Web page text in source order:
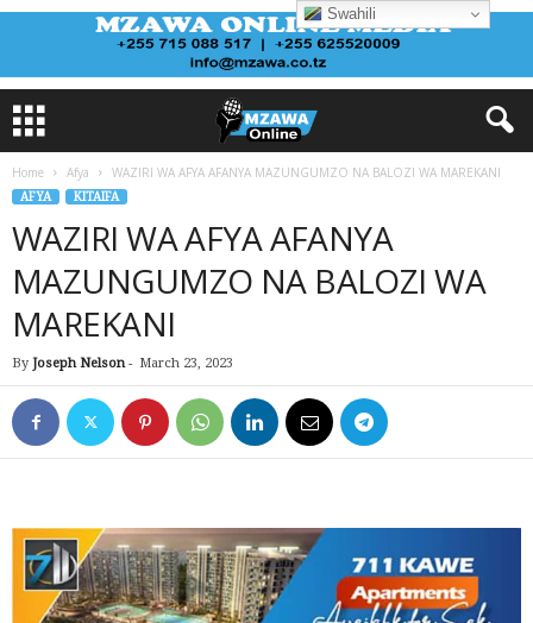
Home Afya WAZIRI WA AFYA AFANYA MAZUNGUMZO NA BALOZI WA MAREKANI
AFYA KITAIFA
WAZIRI WA AFYA AFANYA
MAZUNGUMZO NA BALOZI WA
MAREKANI
By Joseph Nelson- March 23, 2023
Swahili